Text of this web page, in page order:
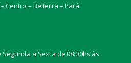
Centro – Belterra – Pará
a Sexta de 08:00hs às